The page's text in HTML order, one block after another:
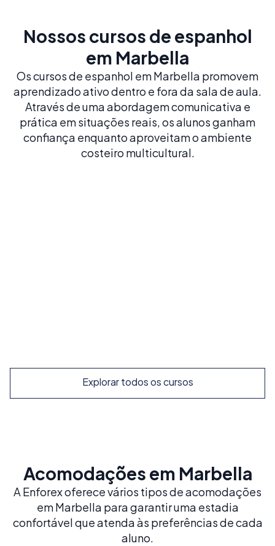
Nossos cursos de espanhol
em Marbella
Os cursos de espanhol em Marbella promovem
aprendizado ativo dentro e fora da sala de aula.
Através de uma abordagem comunicativa e
prática em situações reais, os alunos ganham
confiança enquanto aproveitam o ambiente
costeiro multicultural.
Explorar todos os cursos
Acomodações em Marbella
A Enforex oferece vários tipos de acomodações
em Marbella para garantir uma estadia
confortável que atenda às preferências de cada
aluno.